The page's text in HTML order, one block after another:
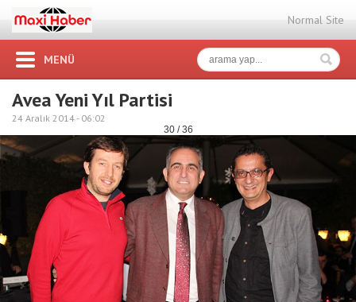
Normal Site
MENÜ
Avea Yeni Yıl Partisi
24 Aralık 2014 - 06:02
30 / 36